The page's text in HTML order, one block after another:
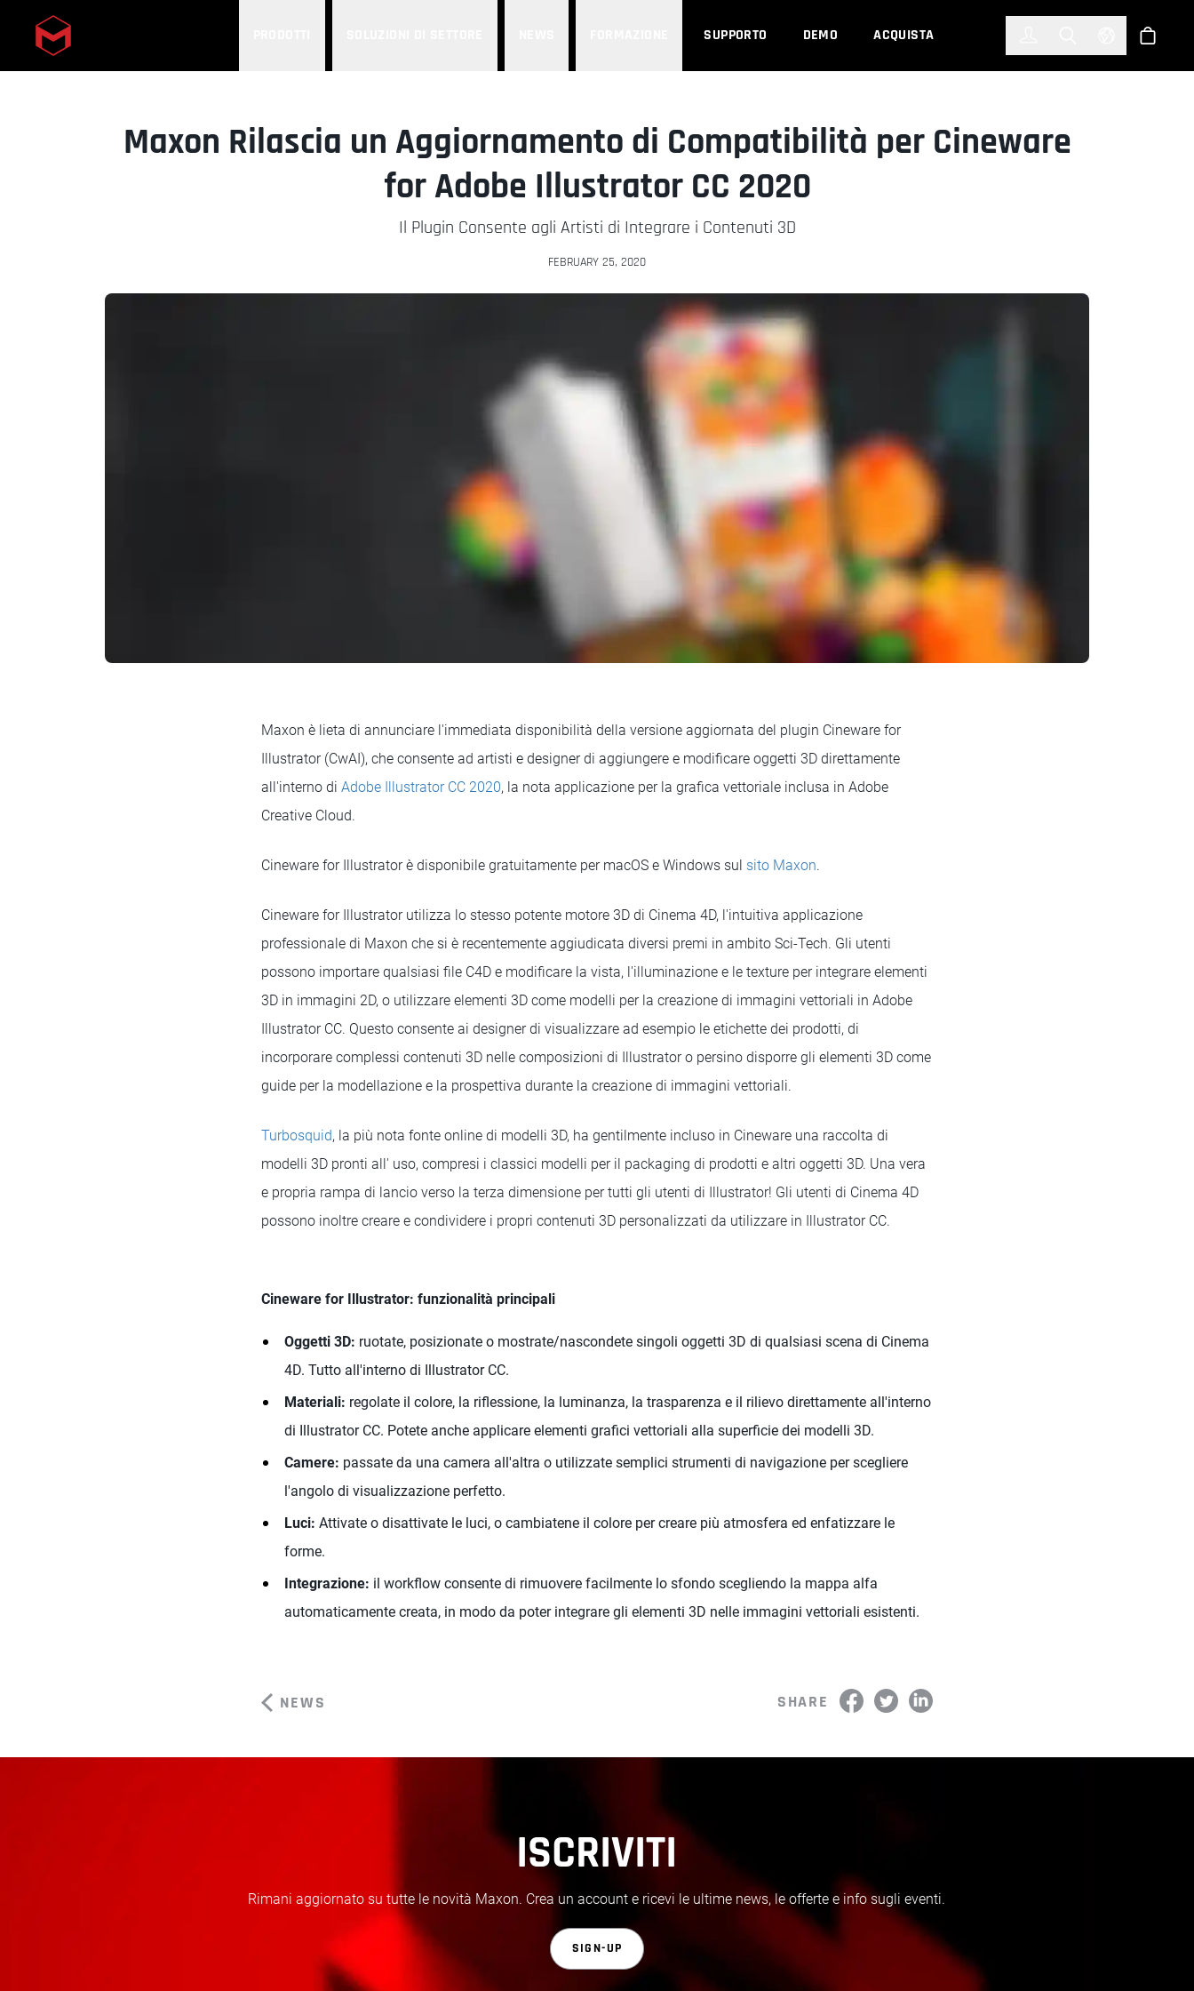
Skip to main content SUPPORTO DEMO ACQUISTA Select Shop
Maxon Rilascia un Aggiornamento di Compatibilità per Cineware
for Adobe Illustrator CC 2020
Il Plugin Consente agli Artisti di Integrare i Contenuti 3D
FEBRUARY 25, 2020
Maxon è lieta di annunciare l'immediata disponibilità della versione aggiornata del plugin Cineware for
Illustrator (CwAI), che consente ad artisti e designer di aggiungere e modificare oggetti 3D direttamente
all'interno di Adobe Illustrator CC 2020, la nota applicazione per la grafica vettoriale inclusa in Adobe
Creative Cloud.
Cineware for Illustrator è disponibile gratuitamente per macOS e Windows sul sito Maxon.
Cineware for Illustrator utilizza lo stesso potente motore 3D di Cinema 4D, l'intuitiva applicazione
professionale di Maxon che si è recentemente aggiudicata diversi premi in ambito Sci-Tech. Gli utenti
possono importare qualsiasi file C4D e modificare la vista, l'illuminazione e le texture per integrare elementi
3D in immagini 2D, o utilizzare elementi 3D come modelli per la creazione di immagini vettoriali in Adobe
Illustrator CC. Questo consente ai designer di visualizzare ad esempio le etichette dei prodotti, di
incorporare complessi contenuti 3D nelle composizioni di Illustrator o persino disporre gli elementi 3D come
guide per la modellazione e la prospettiva durante la creazione di immagini vettoriali.
Turbosquid, la più nota fonte online di modelli 3D, ha gentilmente incluso in Cineware una raccolta di
modelli 3D pronti all' uso, compresi i classici modelli per il packaging di prodotti e altri oggetti 3D. Una vera
e propria rampa di lancio verso la terza dimensione per tutti gli utenti di Illustrator! Gli utenti di Cinema 4D
possono inoltre creare e condividere i propri contenuti 3D personalizzati da utilizzare in Illustrator CC.
Cineware for Illustrator: funzionalità principali
Oggetti 3D: ruotate, posizionate o mostrate/nascondete singoli oggetti 3D di qualsiasi scena di Cinema
4D. Tutto all'interno di Illustrator CC.
Materiali: regolate il colore, la riflessione, la luminanza, la trasparenza e il rilievo direttamente all'interno
di Illustrator CC. Potete anche applicare elementi grafici vettoriali alla superficie dei modelli 3D.
Camere: passate da una camera all'altra o utilizzate semplici strumenti di navigazione per scegliere
l'angolo di visualizzazione perfetto.
Luci: Attivate o disattivate le luci, o cambiatene il colore per creare più atmosfera ed enfatizzare le
forme.
Integrazione: il workflow consente di rimuovere facilmente lo sfondo scegliendo la mappa alfa
automaticamente creata, in modo da poter integrare gli elementi 3D nelle immagini vettoriali esistenti.
NEWS SHARE
ISCRIVITI
Rimani aggiornato su tutte le novità Maxon. Crea un account e ricevi le ultime news, le offerte e info sugli eventi.
SIGN-UP